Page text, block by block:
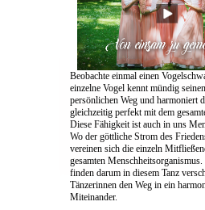
Beobachte einmal einen
einzelne Vogel kennt mündig
persönlichen Weg und harmoniert
gleichzeitig perfekt mit dem
Diese Fähigkeit ist auch in uns
Wo der göttliche Strom des
vereinen sich die einzeln
gesamten
finden darum in diesem Tanz
Tänzerinnen den Weg in ein
Miteinander.